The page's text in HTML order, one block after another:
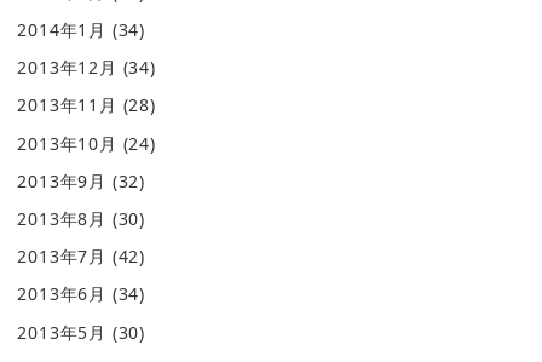
2014年1月 (34)
2013年12月 (34)
2013年11月 (28)
2013年10月 (24)
2013年9月 (32)
2013年8月 (30)
2013年7月 (42)
2013年6月 (34)
2013年5月 (30)